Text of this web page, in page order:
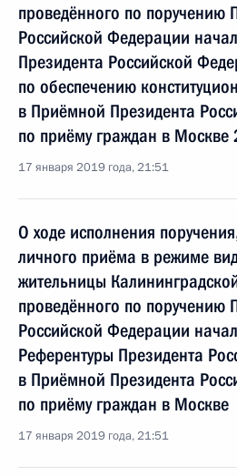
проведённого по поручению
Российской Федерации
Президента Российской
по обеспечению
в Приёмной Президента
по приёму граждан в
17 января 2019 года, 21:51
О ходе исполнения
личного приёма в режиме
жительницы
проведённого по поручению
Российской Федерации
Референтуры Президента
в Приёмной Президента
по приёму граждан в Москве
17 января 2019 года, 21:51